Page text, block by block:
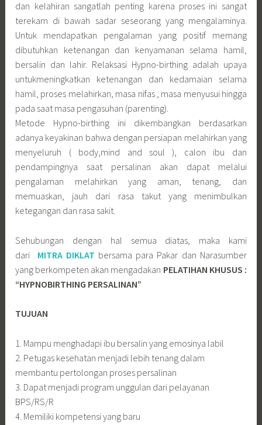
dan kelahiran sangatlah penting karena proses ini sangat
terekam di bawah sadar seseorang yang mengalaminya.
Untuk mendapatkan pengalaman yang positif memang
dibutuhkan ketenangan dan kenyamanan selama hamil,
bersalin dan lahir. Relaksasi Hypno-birthing adalah upaya
untukmeningkatkan ketenangan dan kedamaian selama
hamil, proses melahirkan, masa nifas , masa menyusui hingga
pada saat masa pengasuhan (parenting).
Metode Hypno-birthing ini dikembangkan berdasarkan
adanya keyakinan bahwa dengan persiapan melahirkan yang
menyeluruh ( body,mind and soul ), calon ibu dan
pendampingnya saat persalinan akan dapat melalui
pengalaman melahirkan yang aman, tenang, dan
memuaskan, jauh dari rasa takut yang menimbulkan
ketegangan dan rasa sakit.
Sehubungan dengan hal semua diatas, maka kami
dari MITRA DIKLAT bersama para Pakar dan Narasumber
yang berkompeten akan mengadakan PELATIHAN KHUSUS :
“HYPNOBIRTHING PERSALINAN”
TUJUAN
1. Mampu menghadapi ibu bersalin yang emosinya labil
2. Petugas kesehatan menjadi lebih tenang dalam
membantu pertolongan proses persalinan
3. Dapat menjadi program unggulan dari pelayanan
BPS/RS/R
4. Memiliki kompetensi yang baru